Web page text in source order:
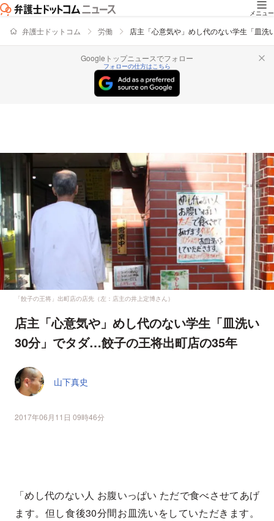
メニュー
弁護士ドットコム 労働 店主「心意気や」めし代のない学生「皿
Googleトップニュースでフォロー
フォローの仕方はこちら
「餃子の王将」出町店の店先（左：店主の井上定博さん）
店主「心意気や」めし代のない学生「皿洗い
30分」でタダ…餃子の王将出町店の35年
山下真史
2017年06月11日 09時46分
「めし代のない人 お腹いっぱい ただで食べさせてあげ
ます。但し食後30分間お皿洗いをしていただきます。